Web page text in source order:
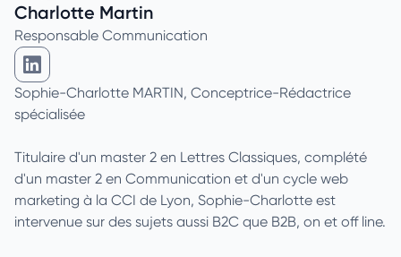
Charlotte Martin
Responsable Communication
Charlotte Martin sur Linkedin
Sophie-Charlotte MARTIN, Conceptrice-Rédactrice
spécialisée
Titulaire d'un master 2 en Lettres Classiques, complété
d'un master 2 en Communication et d'un cycle web
marketing à la CCI de Lyon, Sophie-Charlotte est
intervenue sur des sujets aussi B2C que B2B, on et off line.